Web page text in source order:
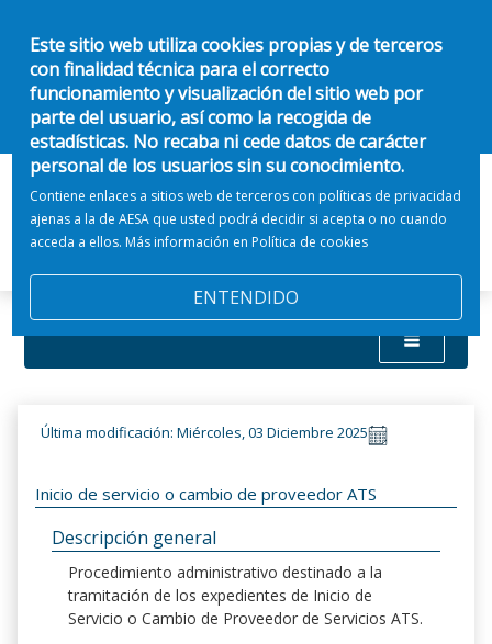
Este sitio web utiliza cookies propias y de terceros
con finalidad técnica para el correcto
funcionamiento y visualización del sitio web por
parte del usuario, así como la recogida de
estadísticas. No recaba ni cede datos de carácter
personal de los usuarios sin su conocimiento.
Contiene enlaces a sitios web de terceros con políticas de privacidad
ajenas a la de AESA que usted podrá decidir si acepta o no cuando
acceda a ellos. Más información en Política de cookies
ENTENDIDO
Última modificación: Miércoles, 03 Diciembre 2025
Inicio de servicio o cambio de proveedor ATS
Descripción general
Procedimiento administrativo destinado a la
tramitación de los expedientes de Inicio de
Servicio o Cambio de Proveedor de Servicios ATS.